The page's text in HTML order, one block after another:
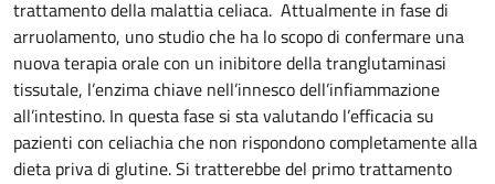
trattamento della malattia celiaca. Attualmente in fase di
arruolamento, uno studio che ha lo scopo di confermare una
nuova terapia orale con un inibitore della tranglutaminasi
tissutale, l’enzima chiave nell’innesco dell’infiammazione
all’intestino. In questa fase si sta valutando l’efficacia su
pazienti con celiachia che non rispondono completamente alla
dieta priva di glutine. Si tratterebbe del primo trattamento